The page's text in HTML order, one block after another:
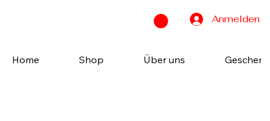
Anmelden
Home Shop Über uns